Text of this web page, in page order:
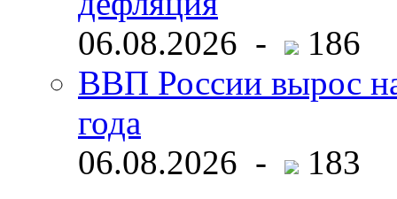
06.08.2026 -
186
ВВП России вырос
года
06.08.2026 -
183